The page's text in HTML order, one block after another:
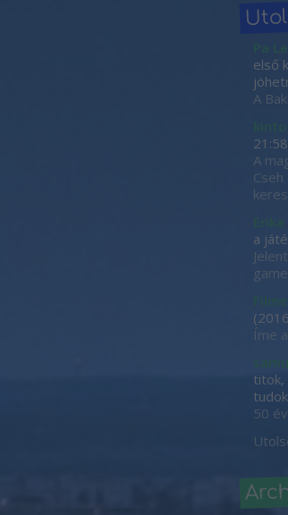
első
A
21:58
A
a
(
Íme
titok,
50